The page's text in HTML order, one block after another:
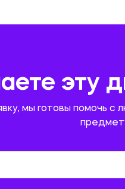
эту
мы готовы помочь